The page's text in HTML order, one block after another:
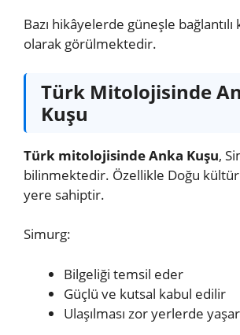
Bazı hikâyelerde güneşle bağlantılı
olarak görülmektedir.
Türk Mitolojisinde
Kuşu
Türk mitolojisinde Anka Kuşu,
bilinmektedir. Özellikle Doğu
yere sahiptir.
Simurg:
Bilgeliği temsil eder
Güçlü ve kutsal kabul edilir
Ulaşılması zor yerlerde yaşar